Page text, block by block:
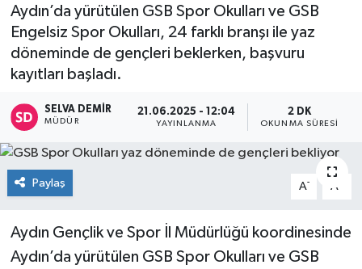
Aydın’da yürütülen GSB Spor Okulları ve GSB
Engelsiz Spor Okulları, 24 farklı branşı ile yaz
döneminde de gençleri beklerken, başvuru
kayıtları başladı.
SELVA DEMIR
MÜDÜR
21.06.2025 - 12:04
YAYINLANMA
2 DK
OKUNMA SÜRESI
Paylaş A- A
Aydın Gençlik ve Spor İl Müdürlüğü koordinesinde
Aydın’da yürütülen GSB Spor Okulları ve GSB